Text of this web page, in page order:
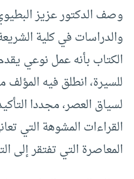
وصف الدكتور عزيز
والدراسات في كلية
الكتاب بأنه عمل نوعي
للسيرة، انطلق فيه
لسياق العصر، مجددا
القراءات المشوهة التي
المعاصرة التي تفتقر إلى